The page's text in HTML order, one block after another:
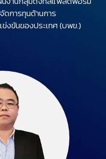
ดการทุนด้านการ
งขันของประเทศ (บพข.)